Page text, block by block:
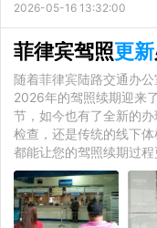
2026-05-16 13:32:00
菲律宾驾照更新
随着菲律宾陆路交通办
2026年的驾照续期迎来
节，如今也有了全新的
检查，还是传统的线下
都能让您的驾照续期过程